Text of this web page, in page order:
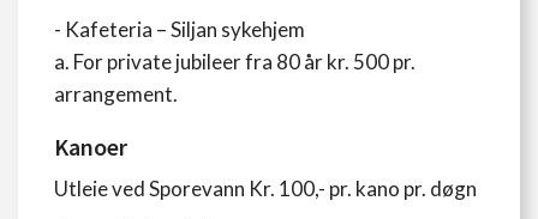
- Kafeteria – Siljan sykehjem
a. For private jubileer fra 80 år kr. 500 pr.
arrangement.
Kanoer
Utleie ved Sporevann Kr. 100,- pr. kano pr. døgn